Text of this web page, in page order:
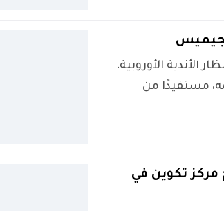
الأوروبية،
مستفيدًا من
تكوين في